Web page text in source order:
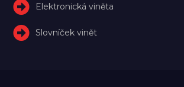
Elektronická viněta
Slovníček vinět